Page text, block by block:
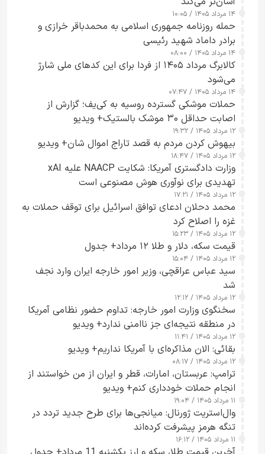
۱۴ مرداد ۱۴۰۵ / ۱۰:۰۵
حمله روزنامه جمهوری اسلامی به محمدباقر خرازی و
برادر داماد شهید رئیسی
۱۴ مرداد ۱۴۰۵ / ۰۸:۰۰
کالابرگ مرداد ۱۴۰۵ از فردا برای این کدهای ملی شارژ
می‌شود
۱۴ مرداد ۱۴۰۵ / ۰۷:۴۷
حملات موشکی گسترده روسیه به کی‌یف؛ گزارش از
اصابت حداقل ۳۰ موشک بالستیک+ ویدیو
۱۲ مرداد ۱۴۰۵ / ۱۹:۳۲
بیهوش کردن مردم به قصد تاراج اموال شان+ ویدیو
۱۲ مرداد ۱۴۰۵ / ۱۸:۴۷
وزارت دادگستری آمریکا: شکایت NAACP علیه xAI
تهدیدی برای نوآوری هوش مصنوعی است
۱۲ مرداد ۱۴۰۵ / ۱۷:۲۱
محمد دحلان ادعای توافق اسرائیل برای توقف حملات به
غزه را اصلاح کرد
۱۲ مرداد ۱۴۰۵ / ۱۵:۲۳
قیمت سکه، دلار و طلا ۱۲ مرداد+ جدول
۱۲ مرداد ۱۴۰۵ / ۱۵:۰۴
سید عباس عراقچی، وزیر امور خارجه ایران وارد نجف
شد
۱۲ مرداد ۱۴۰۵ / ۱۲:۱۲
سخنگوی وزارت امور خارجه: تداوم حضور نظامی آمریکا
در منطقه نتیجه‌ای جز ناامنی ندارد+ ویدیو
۱۲ مرداد ۱۴۰۵ / ۱۱:۴۱
بقائی: الان مذاکره‌ای با آمریکا نداریم+ ویدیو
۱۲ مرداد ۱۴۰۵ / ۰۸:۱۷
ترامپ: عربستان، امارات، قطر و ایران از من خواستند از
انجام حملات خودداری کنم+ ویدیو
۱۱ مرداد ۱۴۰۵ / ۱۹:۰۴
وال‌استریت ژورنال: میانجی‌ها برای طرح جدید تردد در
تنگه هرمز پیشرفت کرده‌اند
۱۱ مرداد ۱۴۰۵ / ۱۶:۱۲